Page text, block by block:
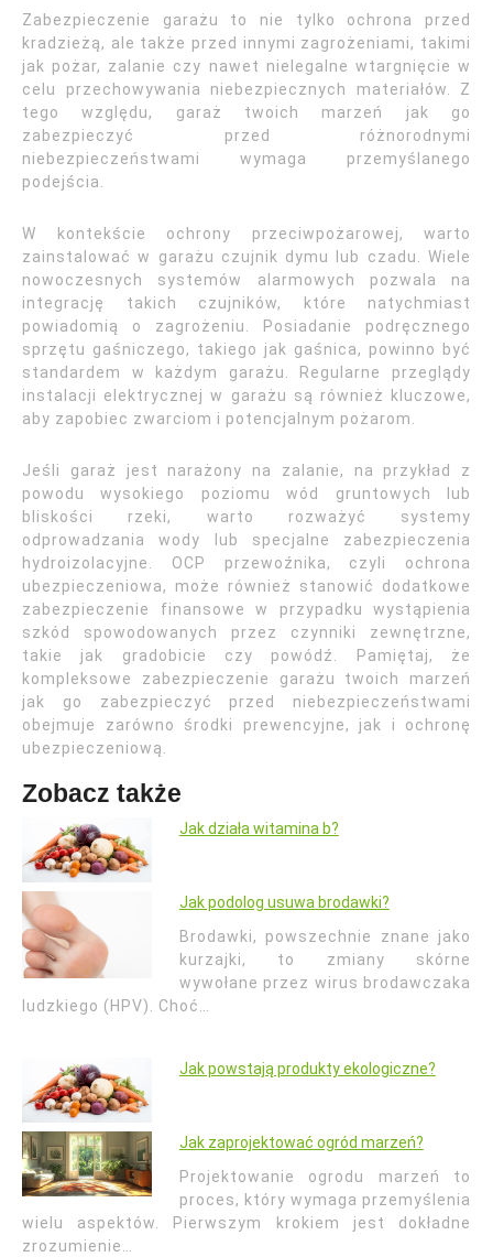
Zabezpieczenie garażu to nie tylko ochrona przed
kradzieżą, ale także przed innymi zagrożeniami, takimi
jak pożar, zalanie czy nawet nielegalne wtargnięcie w
celu przechowywania niebezpiecznych materiałów. Z
tego względu, garaż twoich marzeń jak go
zabezpieczyć przed różnorodnymi
niebezpieczeństwami wymaga przemyślanego
podejścia.
W kontekście ochrony przeciwpożarowej, warto
zainstalować w garażu czujnik dymu lub czadu. Wiele
nowoczesnych systemów alarmowych pozwala na
integrację takich czujników, które natychmiast
powiadomią o zagrożeniu. Posiadanie podręcznego
sprzętu gaśniczego, takiego jak gaśnica, powinno być
standardem w każdym garażu. Regularne przeglądy
instalacji elektrycznej w garażu są również kluczowe,
aby zapobiec zwarciom i potencjalnym pożarom.
Jeśli garaż jest narażony na zalanie, na przykład z
powodu wysokiego poziomu wód gruntowych lub
bliskości rzeki, warto rozważyć systemy
odprowadzania wody lub specjalne zabezpieczenia
hydroizolacyjne. OCP przewoźnika, czyli ochrona
ubezpieczeniowa, może również stanowić dodatkowe
zabezpieczenie finansowe w przypadku wystąpienia
szkód spowodowanych przez czynniki zewnętrzne,
takie jak gradobicie czy powódź. Pamiętaj, że
kompleksowe zabezpieczenie garażu twoich marzeń
jak go zabezpieczyć przed niebezpieczeństwami
obejmuje zarówno środki prewencyjne, jak i ochronę
ubezpieczeniową.
Zobacz także
Jak działa witamina b?
Jak podolog usuwa brodawki?
Brodawki, powszechnie znane jako
kurzajki, to zmiany skórne
wywołane przez wirus brodawczaka
ludzkiego (HPV). Choć…
Jak powstają produkty ekologiczne?
Jak zaprojektować ogród marzeń?
Projektowanie ogrodu marzeń to
proces, który wymaga przemyślenia
wielu aspektów. Pierwszym krokiem jest dokładne
zrozumienie…